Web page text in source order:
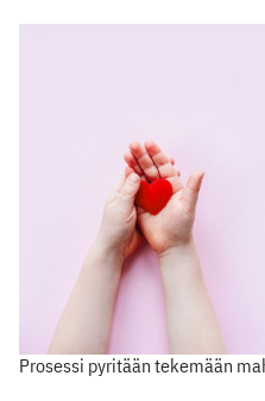
Prosessi pyritään tekemään